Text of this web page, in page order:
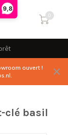
9,8
0
ouvert !
.
clé basil